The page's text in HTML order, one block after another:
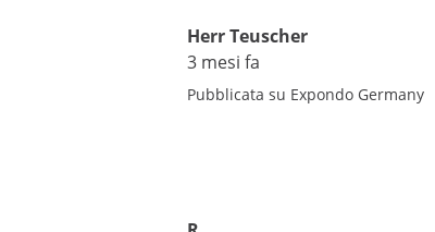
Herr Teuscher
3 mesi fa
Pubblicata su Expondo Germany